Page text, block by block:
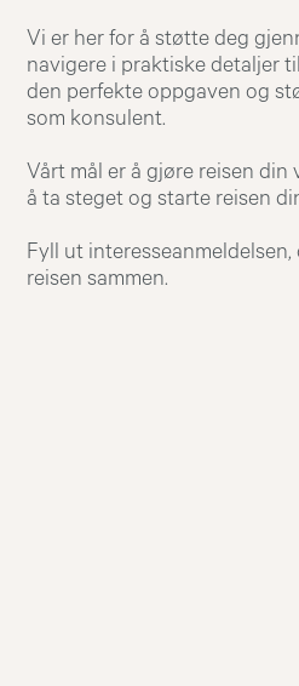
Vi er her for å støtte deg
navigere i praktiske detaljer
den perfekte oppgaven og
som konsulent.
Vårt mål er å gjøre reisen din
å ta steget og starte reisen
Fyll ut
reisen sammen.